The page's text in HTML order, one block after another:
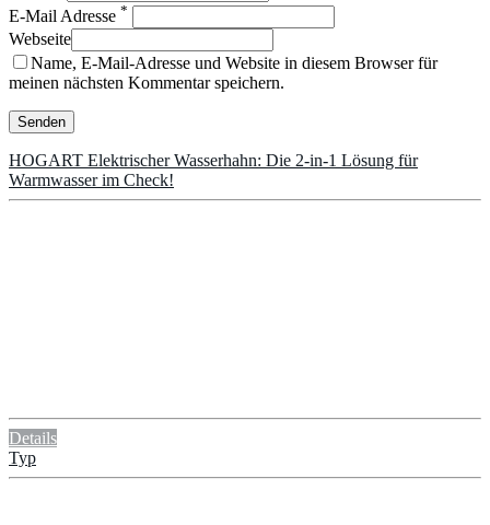
E-Mail Adresse *
Webseite
Name, E-Mail-Adresse und Website in diesem Browser für
meinen nächsten Kommentar speichern.
HOGART Elektrischer Wasserhahn: Die 2-in-1 Lösung für
Warmwasser im Check!
Details
Typ